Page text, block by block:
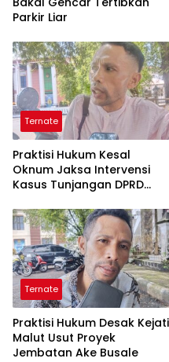
Parkir Liar
Ternate
Praktisi Hukum Kesal
Oknum Jaksa Intervensi
Kasus Tunjangan DPRD
Ternate
Praktisi Hukum Desak Kejati
Malut Usut Proyek
Jembatan Ake Busale